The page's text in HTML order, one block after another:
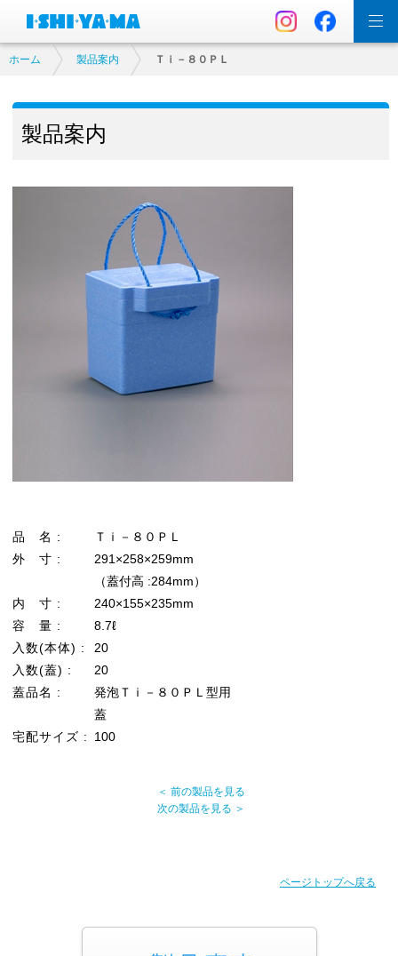
ホーム 製品案内 Ｔｉ－８０ＰＬ
製品案内
品 名 :
Ｔｉ－８０ＰＬ
外 寸 :
291×258×259mm
（蓋付高 :284mm）
内 寸 :
240×155×235mm
容 量 :
8.7ℓ
入数(本体) :
20
入数(蓋) :
20
蓋品名 :
発泡Ｔｉ－８０ＰＬ型用
蓋
宅配サイズ :
100
＜ 前の製品を見る
次の製品を見る ＞
ページトップへ戻る